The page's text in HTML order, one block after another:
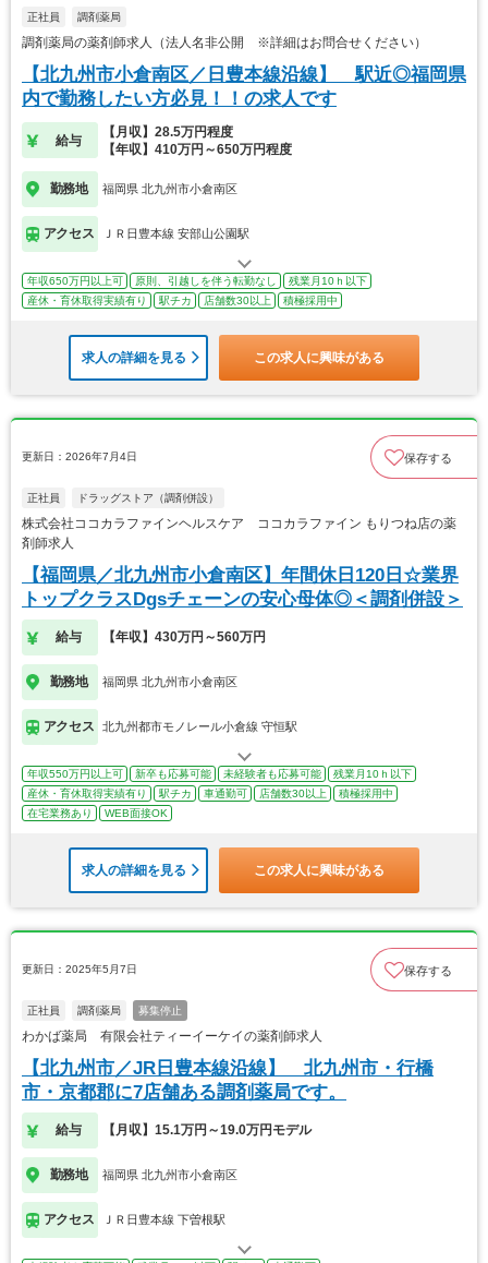
正社員 調剤薬局
調剤薬局の薬剤師求人（法人名非公開 ※詳細はお問合せください）
【北九州市小倉南区／日豊本線沿線】 駅近◎福岡県
内で勤務したい方必見！！の求人です
給与
【月収】28.5万円程度
【年収】410万円～650万円程度
勤務地 福岡県 北九州市小倉南区
アクセス ＪＲ日豊本線 安部山公園駅
年収650万円以上可 原則、引越しを伴う転勤なし
残業月10ｈ以下
産休・育休取得実績有り
駅チカ 店舗数30以上 積極採用中
求人の詳細を見る この求人に興味がある
更新日：2026年7月4日 保存する
正社員 ドラッグストア（調剤併設）
株式会社ココカラファインヘルスケア ココカラファイン もりつね店の薬
剤師求人
【福岡県／北九州市小倉南区】年間休日120日☆業界
トップクラスDgsチェーンの安心母体◎＜調剤併設＞
給与 【年収】430万円～560万円
勤務地 福岡県 北九州市小倉南区
アクセス 北九州都市モノレール小倉線 守恒駅
年収550万円以上可 新卒も応募可能 未経験者も応募可能
残業月10ｈ以下
産休・育休取得実績有り
駅チカ 車通勤可 店舗数30以上
積極採用中
在宅業務あり
WEB面接OK
求人の詳細を見る この求人に興味がある
更新日：2025年5月7日 保存する
正社員 調剤薬局 募集停止
わかば薬局 有限会社ティーイーケイの薬剤師求人
【北九州市／JR日豊本線沿線】 北九州市・行橋
市・京都郡に7店舗ある調剤薬局です。
給与 【月収】15.1万円～19.0万円モデル
勤務地 福岡県 北九州市小倉南区
アクセス ＪＲ日豊本線 下曽根駅